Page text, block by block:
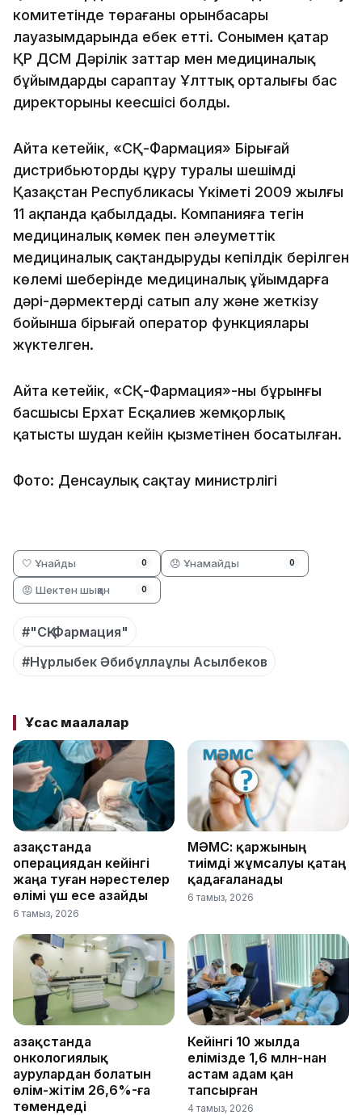
комитетінде төрағаның орынбасары
лауазымдарында еңбек етті. Сонымен қатар
ҚР ДСМ Дәрілік заттар мен медициналық
бұйымдарды сараптау Ұлттық орталығы бас
директорының кеңесшісі болды.
Айта кетейік, «СҚ-Фармация» Бірыңғай
дистрибьюторды құру туралы шешімді
Қазақстан Республикасы Үкіметі 2009 жылғы
11 ақпанда қабылдады. Компанияға тегін
медициналық көмек пен әлеуметтік
медициналық сақтандырудың кепілдік берілген
көлемі шеңберінде медициналық ұйымдарға
дәрі-дәрмектерді сатып алу және жеткізу
бойынша бірыңғай оператор функциялары
жүктелген.
Айта кетейік, «СҚ-Фармация»-ның бұрынғы
басшысы Ерхат Есқалиев жемқорлық
қатысты шудан кейін қызметінен босатылған.
Фото: Денсаулық сақтау министрлігі
🤍 Ұнайды 0 😞 Ұнамайды 0
😡 Шектен шыққан 0
#"СҚ-Фармация"
#Нұрлыбек Әбибұллаұлы Асылбеков
Ұқсас мақалалар
Қазақстанда
операциядан кейінгі
жаңа туған нәрестелер
өлімі үш есе азайды
6 тамыз, 2026
МӘМС: қаржының
тиімді жұмсалуы қатаң
қадағаланады
6 тамыз, 2026
Қазақстанда
онкологиялық
аурулардан болатын
өлім-жітім 26,6%-ға
төмендеді
Кейінгі 10 жылда
елімізде 1,6 млн-нан
астам адам қан
тапсырған
4 тамыз, 2026